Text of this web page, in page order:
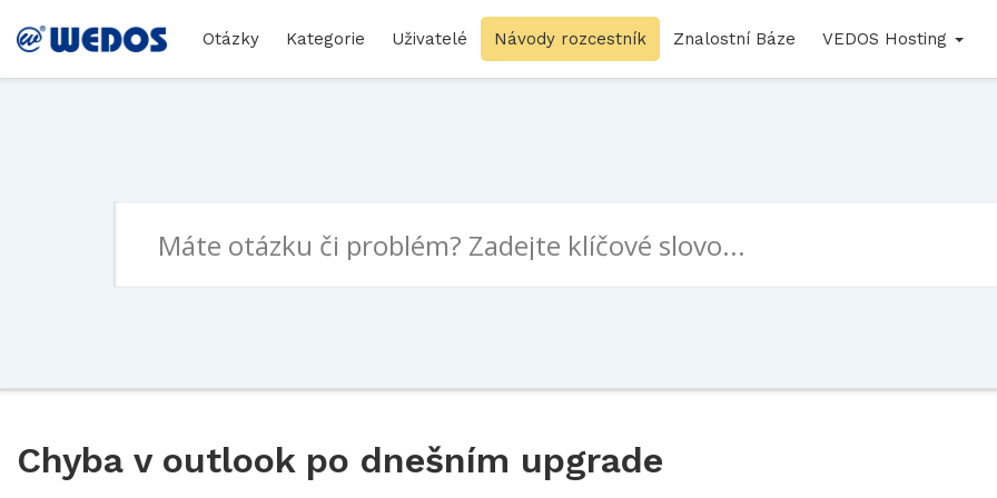
Otázky Kategorie Uživatelé Návody rozcestník Znalostní Báze VEDOS Hosting
Chyba v outlook po dnešním upgrade